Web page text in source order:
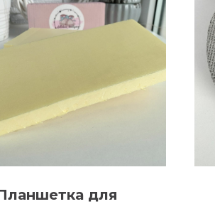
для